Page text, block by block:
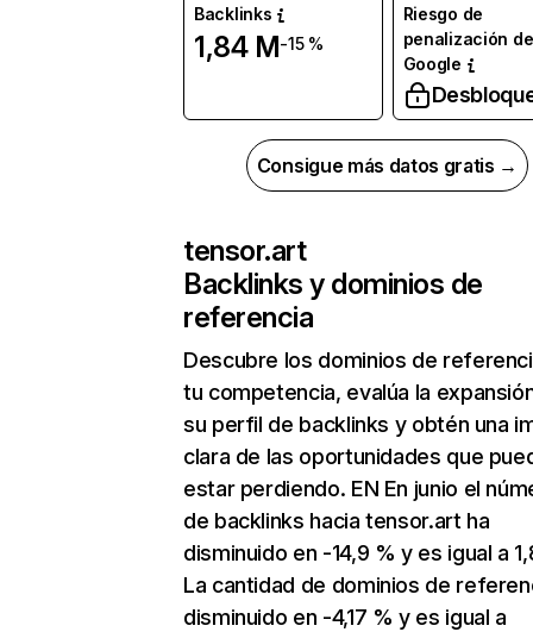
Backlinks
1,84 M-15 %
Riesgo de
penalización de
Google
Consigue más datos gratis →
tensor.art
Backlinks y dominios de
referencia
Descubre los dominios de
tu competencia, evalúa la
su perfil de backlinks y obtén una
clara de las oportunidades que
estar perdiendo. EN En junio el
de backlinks hacia tensor.art ha
disminuido en -14,9 % y es igual a
La cantidad de dominios de
disminuido en -4,17 % y es igual a